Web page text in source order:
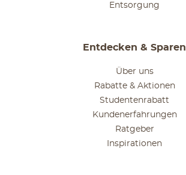
Entsorgung
Entdecken & Sparen
Über uns
Rabatte & Aktionen
Studentenrabatt
Kundenerfahrungen
Ratgeber
Inspirationen